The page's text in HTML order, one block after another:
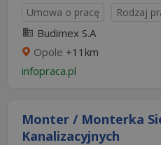
Umowa o pracę Rodzaj
Budimex S.A
Opole +11km
infopraca.pl
Monter / Monterka
Kanalizacyjnych